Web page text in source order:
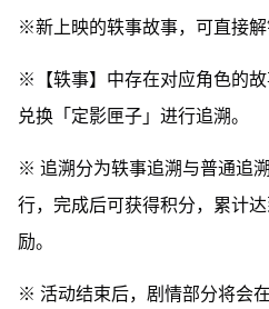
※新上映的轶事故事，可直接解
※【轶事】中存在对应角色的
兑换「定影匣子」进行追溯。
※ 追溯分为轶事追溯与普通追
行，完成后可获得积分，累计
励。
※ 活动结束后，剧情部分将会